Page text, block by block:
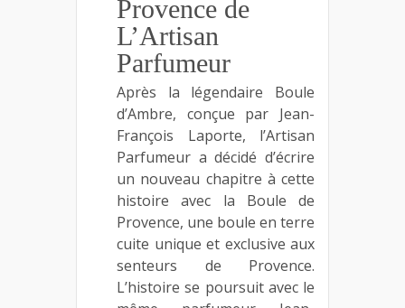
Provence de
L’Artisan
Parfumeur
Après la légendaire Boule
d’Ambre, conçue par Jean-
François Laporte, l’Artisan
Parfumeur a décidé d’écrire
un nouveau chapitre à cette
histoire avec la Boule de
Provence, une boule en terre
cuite unique et exclusive aux
senteurs de Provence.
L’histoire se poursuit avec le